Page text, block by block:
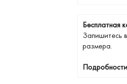
Бесплатная
Запишитесь
размера.